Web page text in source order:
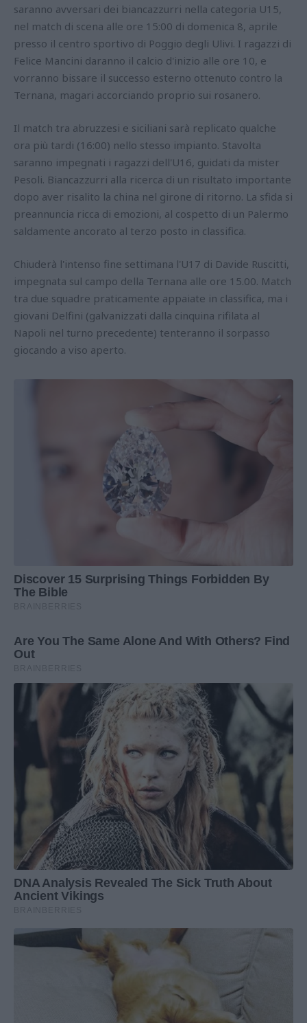
saranno avversari dei biancazzurri nella categoria U15,
nel match di scena alle ore 15:00 di domenica 8, aprile
presso il centro sportivo di Poggio degli Ulivi. I ragazzi di
Felice Mancini daranno il calcio d'inizio alle ore 10, e
vorranno bissare il successo esterno ottenuto contro la
Ternana, magari accorciando proprio sui rosanero.
Il match tra abruzzesi e siciliani sarà replicato qualche
ora più tardi (16:00) nello stesso impianto. Stavolta
saranno impegnati i ragazzi dell'U16, guidati da mister
Pesoli. Biancazzurri alla ricerca di un risultato importante
dopo aver risalito la china nel girone di ritorno. La sfida si
preannuncia ricca di emozioni, al cospetto di un Palermo
saldamente ancorato al terzo posto in classifica.
Chiuderà l'intenso fine settimana l'U17 di Davide Ruscitti,
impegnata sul campo della Ternana alle ore 15.00. Match
tra due squadre praticamente appaiate in classifica, ma i
giovani Delfini (galvanizzati dalla cinquina rifilata al
Napoli nel turno precedente) tenteranno il sorpasso
giocando a viso aperto.